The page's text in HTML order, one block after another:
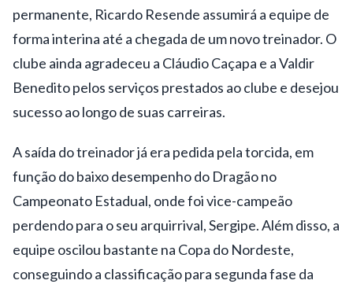
permanente, Ricardo Resende assumirá a equipe de
forma interina até a chegada de um novo treinador. O
clube ainda agradeceu a Cláudio Caçapa e a Valdir
Benedito pelos serviços prestados ao clube e desejou
sucesso ao longo de suas carreiras.
A saída do treinador já era pedida pela torcida, em
função do baixo desempenho do Dragão no
Campeonato Estadual, onde foi vice-campeão
perdendo para o seu arquirrival, Sergipe. Além disso, a
equipe oscilou bastante na Copa do Nordeste,
conseguindo a classificação para segunda fase da